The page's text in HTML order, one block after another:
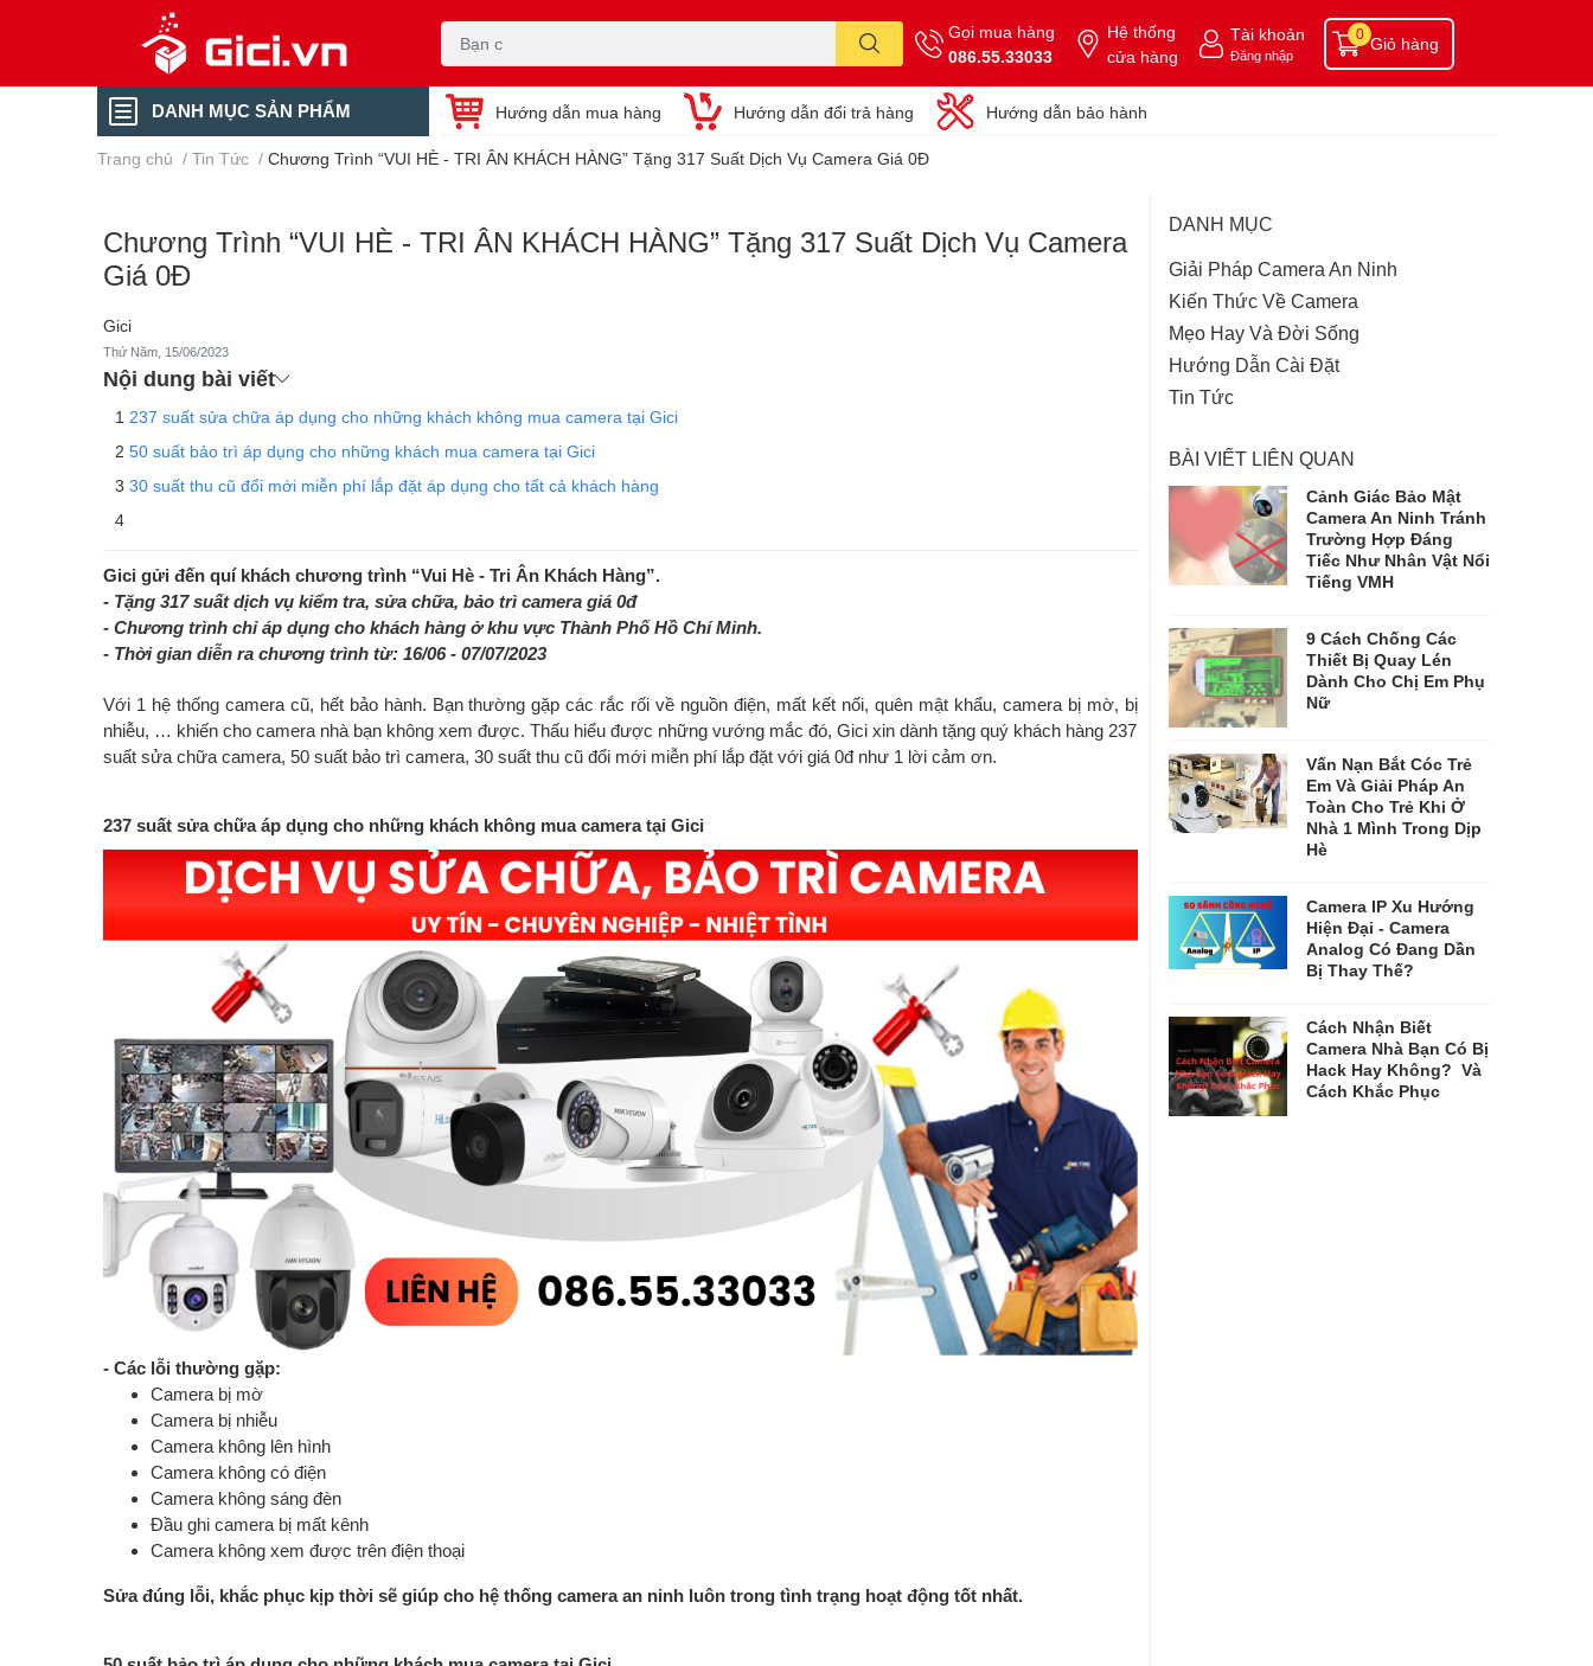
Gọi mua hàng
086.55.33033
Hệ thống
cửa hàng
Tài khoản
Đăng nhập
Giỏ hàng
0
DANH MỤC SẢN PHẨM Hướng dẫn mua hàng Hướng dẫn đổi trả hàng Hướng dẫn bảo hành
Trang chủ / Tin Tức / Chương Trình “VUI HÈ - TRI ÂN KHÁCH HÀNG” Tặng 317 Suất Dịch Vụ Camera Giá 0Đ
Chương Trình “VUI HÈ - TRI ÂN KHÁCH HÀNG” Tặng 317 Suất Dịch Vụ Camera
Giá 0Đ
Gici
Thứ Năm, 15/06/2023
Nội dung bài viết
237 suất sửa chữa áp dụng cho những khách không mua camera tại Gici
50 suất bảo trì áp dụng cho những khách mua camera tại Gici
30 suất thu cũ đổi mới miễn phí lắp đặt áp dụng cho tất cả khách hàng
Gici gửi đến quí khách chương trình “Vui Hè - Tri Ân Khách Hàng”.
- Tặng 317 suất dịch vụ kiểm tra, sửa chữa, bảo trì camera giá 0đ
- Chương trình chỉ áp dụng cho khách hàng ở khu vực Thành Phố Hồ Chí Minh.
- Thời gian diễn ra chương trình từ: 16/06 - 07/07/2023
Với 1 hệ thống camera cũ, hết bảo hành. Bạn thường gặp các rắc rối về nguồn điện, mất kết nối, quên mật khẩu, camera bị mờ, bị
nhiễu, … khiến cho camera nhà bạn không xem được. Thấu hiểu được những vướng mắc đó, Gici xin dành tặng quý khách hàng 237
suất sửa chữa camera, 50 suất bảo trì camera, 30 suất thu cũ đổi mới miễn phí lắp đặt với giá 0đ như 1 lời cảm ơn.
237 suất sửa chữa áp dụng cho những khách không mua camera tại Gici
- Các lỗi thường gặp:
Camera bị mờ
Camera bị nhiễu
Camera không lên hình
Camera không có điện
Camera không sáng đèn
Đầu ghi camera bị mất kênh
Camera không xem được trên điện thoại
Sửa đúng lỗi, khắc phục kịp thời sẽ giúp cho hệ thống camera an ninh luôn trong tình trạng hoạt động tốt nhất.
DANH MỤC
Giải Pháp Camera An Ninh
Kiến Thức Về Camera
Mẹo Hay Và Đời Sống
Hướng Dẫn Cài Đặt
Tin Tức
BÀI VIẾT LIÊN QUAN
Cảnh Giác Bảo Mật
Camera An Ninh Tránh
Trường Hợp Đáng
Tiếc Như Nhân Vật Nổi
Tiếng VMH
9 Cách Chống Các
Thiết Bị Quay Lén
Dành Cho Chị Em Phụ
Nữ
Vấn Nạn Bắt Cóc Trẻ
Em Và Giải Pháp An
Toàn Cho Trẻ Khi Ở
Nhà 1 Mình Trong Dịp
Hè
Camera IP Xu Hướng
Hiện Đại - Camera
Analog Có Đang Dần
Bị Thay Thế?
Cách Nhận Biết
Camera Nhà Bạn Có Bị
Hack Hay Không? Và
Cách Khắc Phục